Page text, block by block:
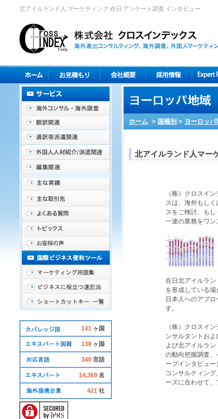
北アイルランド人 マーケティング 在日 アンケート調査 インタビュー
ホーム > 国籍別 > ヨーロッパ
北アイルランド人マー
（株）クロスイ
スは、海外もし
スをご検討、も
一連の業務をワ
在日 北アイルラン
を形成している
日本人へのアプ
す。
（株）クロスイ
ンサルタントお
よび北アイルラン
の動向把握調査
ープインタビュ
コンサルティン
ーズに合わせて
141 ヶ国
138 ヶ国
340 言語
14,369 名
421 社